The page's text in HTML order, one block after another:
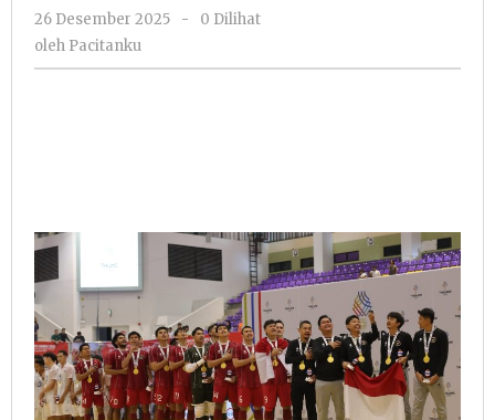
(2)
26 Desember 2025
oleh
-
0 Dilihat
oleh Pacitanku